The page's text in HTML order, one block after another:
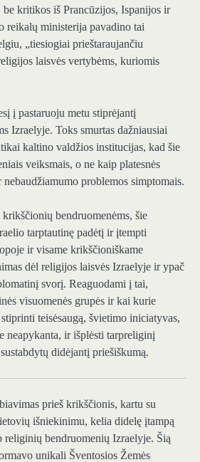
be kritikos iš Prancūzijos, Ispanijos ir
reikalų ministerija pavadino tai
„tiesiogiai prieštaraujančiu
laisvės vertybėms, kuriomis
į pastaruoju metu stiprėjantį
Izraelyje. Toks smurtas dažniausiai
kaltino valdžios institucijas, kad šie
veiksmais, o ne kaip platesnės
problemos simptomais.
bendruomenėms, šie
tarptautinę padėtį ir įtempti
ir visame krikščioniškame
dėl religijos laisvės Izraelyje ir ypač
svorį. Reaguodami į tai,
visuomenės grupės ir kai kurie
teisėsaugą, švietimo iniciatyvas,
neapykanta, ir išplėsti tarpreliginį
didėjantį priešiškumą.
prieš krikščionis, kartu su
išniekinimu, kelia didelę įtampą
religinių bendruomenių Izraelyje. Šią
unikali Šventosios Žemės